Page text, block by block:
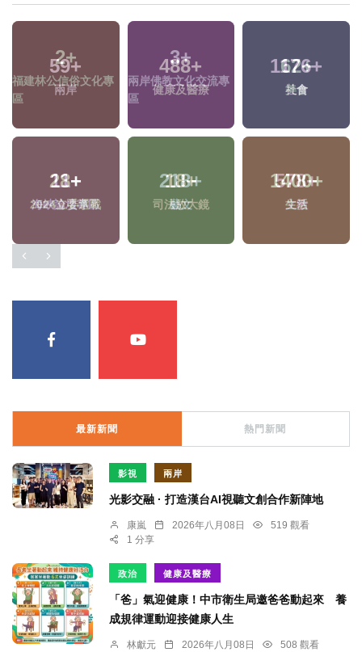
59+
兩岸
488+
健康及醫療
1176+
社會
11+
海峽論壇專區
218+
藝文
1400+
生活
最新新聞 熱門新聞
影視 兩岸
光影交融 · 打造漢台AI視聽文創合作新陣地
康嵐 2026年八月08日
519 觀看
1 分享
政治 健康及醫療
「爸」氣迎健康！中市衛生局邀爸爸動起來 養
成規律運動迎接健康人生
林獻元 2026年八月08日
508 觀看